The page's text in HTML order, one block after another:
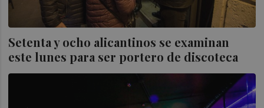
Setenta y ocho alicantinos se examinan
este lunes para ser portero de discoteca